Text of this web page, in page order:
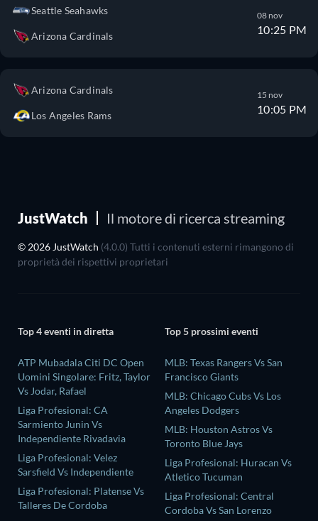
Seattle Seahawks
Arizona Cardinals
08 nov
10:25 PM
Arizona Cardinals
Los Angeles Rams
15 nov
10:05 PM
JustWatch Il motore di ricerca streaming
© 2026 JustWatch (4.0.0) Tutti i contenuti esterni rimangono di
proprietà dei rispettivi proprietari
Top 4 eventi in diretta
ATP Mubadala Citi DC Open
Uomini Singolare: Fritz, Taylor
Vs Jodar, Rafael
Liga Profesional: CA
Sarmiento Junin Vs
Independiente Rivadavia
Liga Profesional: Velez
Sarsfield Vs Independiente
Liga Profesional: Platense Vs
Talleres De Cordoba
Top 5 prossimi eventi
MLB: Texas Rangers Vs San
Francisco Giants
MLB: Chicago Cubs Vs Los
Angeles Dodgers
MLB: Houston Astros Vs
Toronto Blue Jays
Liga Profesional: Huracan Vs
Atletico Tucuman
Liga Profesional: Central
Cordoba Vs San Lorenzo